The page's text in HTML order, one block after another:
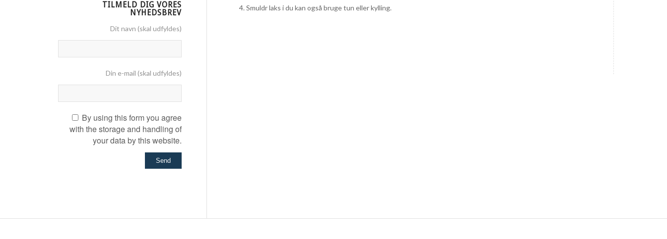
Smuldr laks i du kan også bruge tun eller kylling.
TILMELD DIG VORES
NYHEDSBREV
Dit navn (skal udfyldes)
Din e-mail (skal udfyldes)
By using this form you agree
with the storage and handling of
your data by this website.